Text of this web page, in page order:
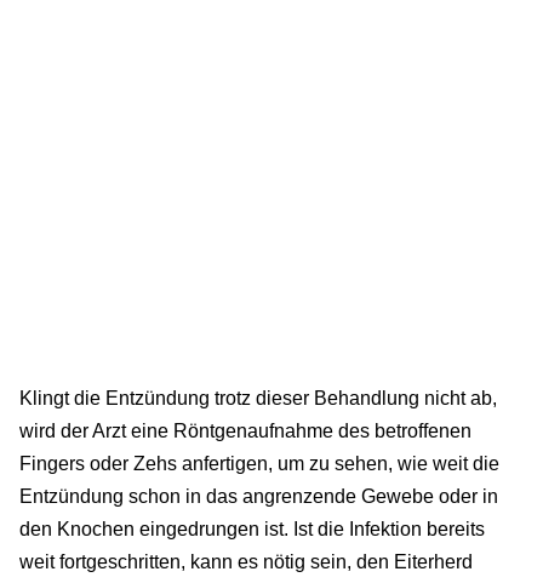
Klingt die Entzündung trotz dieser Behandlung nicht ab,
wird der Arzt eine Röntgenaufnahme des betroffenen
Fingers oder Zehs anfertigen, um zu sehen, wie weit die
Entzündung schon in das angrenzende Gewebe oder in
den Knochen eingedrungen ist. Ist die Infektion bereits
weit fortgeschritten, kann es nötig sein, den Eiterherd